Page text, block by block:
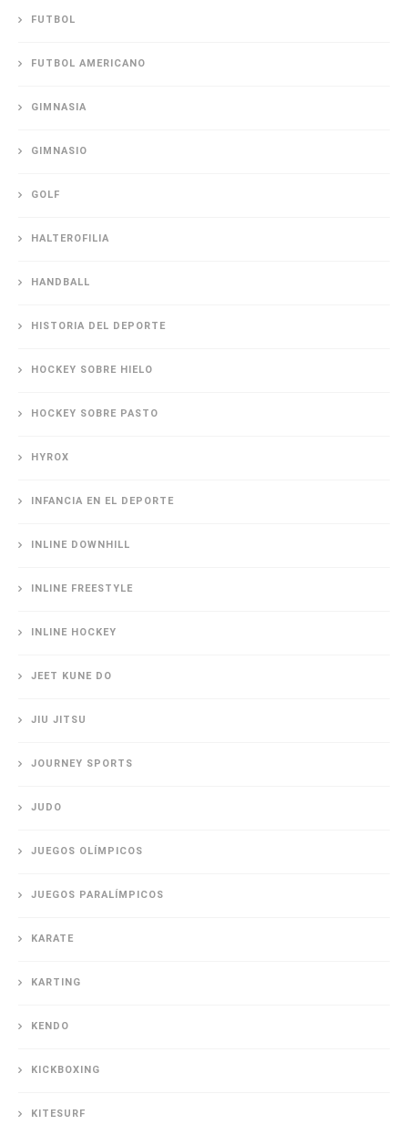
FUTBOL
FUTBOL AMERICANO
GIMNASIA
GIMNASIO
GOLF
HALTEROFILIA
HANDBALL
HISTORIA DEL DEPORTE
HOCKEY SOBRE HIELO
HOCKEY SOBRE PASTO
HYROX
INFANCIA EN EL DEPORTE
INLINE DOWNHILL
INLINE FREESTYLE
INLINE HOCKEY
JEET KUNE DO
JIU JITSU
JOURNEY SPORTS
JUDO
JUEGOS OLÍMPICOS
JUEGOS PARALÍMPICOS
KARATE
KARTING
KENDO
KICKBOXING
KITESURF